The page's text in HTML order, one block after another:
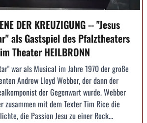
DER KREUZIGUNG -- "Jesus
als Gastspiel des Pfalztheaters
Theater HEILBRONN
war als Musical im Jahre 1970 der große
Andrew Lloyd Webber, der dann der
der Gegenwart wurde. Webber
zusammen mit dem Texter Tim Rice die
die Passion Jesu zu einer Rock...